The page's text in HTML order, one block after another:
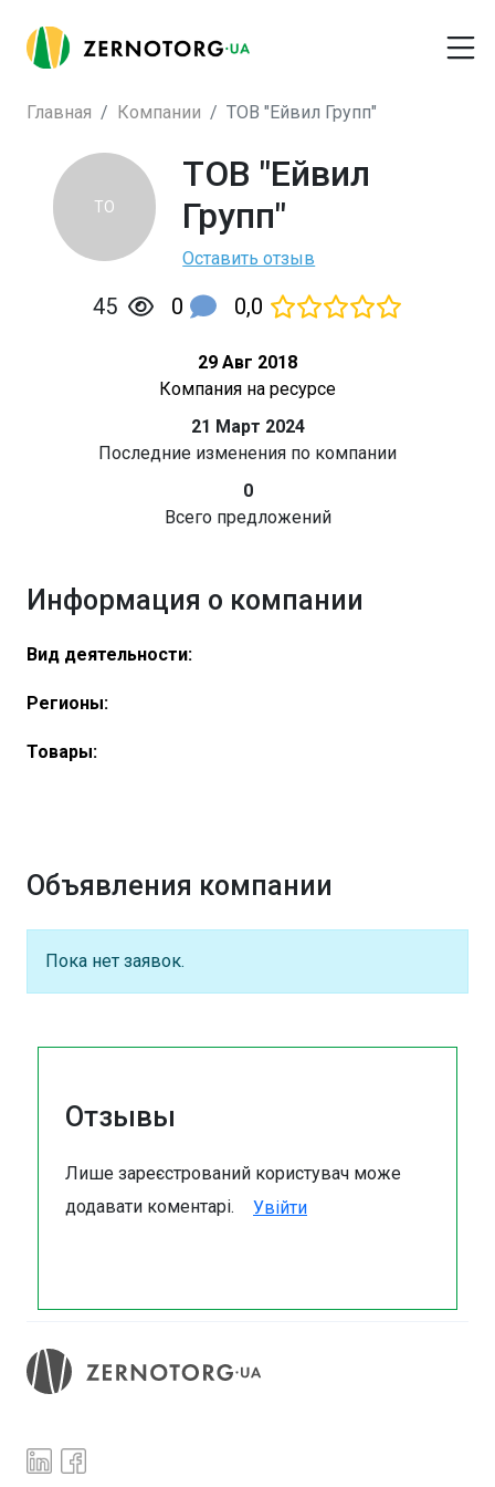
Главная Компании ТОВ "Ейвил Групп"
ТО
ТОВ "Ейвил
Групп"
Оставить отзыв
45 0 0,0
29 Авг 2018
Компания на ресурсе
21 Март 2024
Последние изменения по компании
0
Всего предложений
Информация о компании
Вид деятельности:
Регионы:
Товары:
Объявления компании
Пока нет заявок.
Отзывы
Лише зареєстрований користувач може
додавати коментарі.
Увійти